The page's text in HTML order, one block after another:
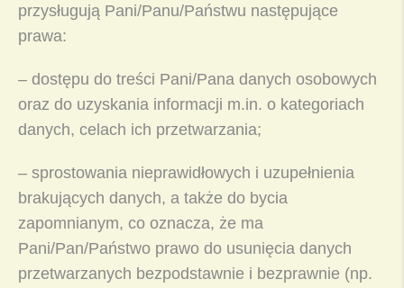
przysługują Pani/Panu/Państwu następujące
prawa:
– dostępu do treści Pani/Pana danych osobowych
oraz do uzyskania informacji m.in. o kategoriach
danych, celach ich przetwarzania;
– sprostowania nieprawidłowych i uzupełnienia
brakujących danych, a także do bycia
zapomnianym, co oznacza, że ma
Pani/Pan/Państwo prawo do usunięcia danych
przetwarzanych bezpodstawnie i bezprawnie (np.